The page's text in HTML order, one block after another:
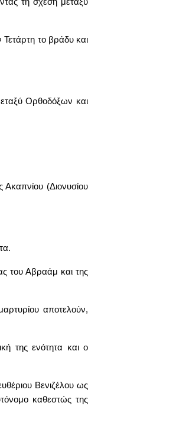
τη σχέση μεταξύ
το βράδυ και
Ορθοδόξων και
(Διονυσίου
του Αβραάμ και της
αποτελούν,
της ενότητα και ο
Βενιζέλου ως
καθεστώς της